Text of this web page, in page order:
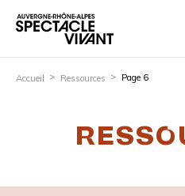
Accueil Ressources Page 6